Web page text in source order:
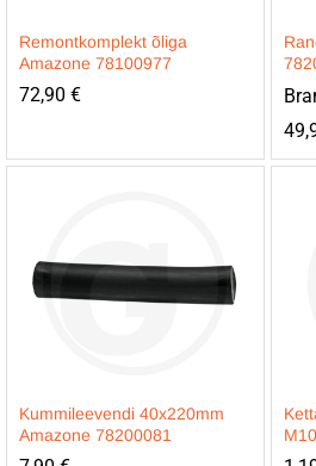
Remontkomplekt õliga
Amazone 78100977
72,90 €
Kummileevendi 40x220mm
Amazone 78200081